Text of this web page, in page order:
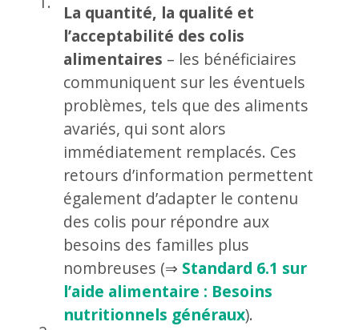
La quantité, la qualité et
l’acceptabilité des colis
alimentaires – les bénéficiaires
communiquent sur les éventuels
problèmes, tels que des aliments
avariés, qui sont alors
immédiatement remplacés. Ces
retours d’information permettent
également d’adapter le contenu
des colis pour répondre aux
besoins des familles plus
nombreuses (⇒ Standard 6.1 sur
l’aide alimentaire : Besoins
nutritionnels généraux).